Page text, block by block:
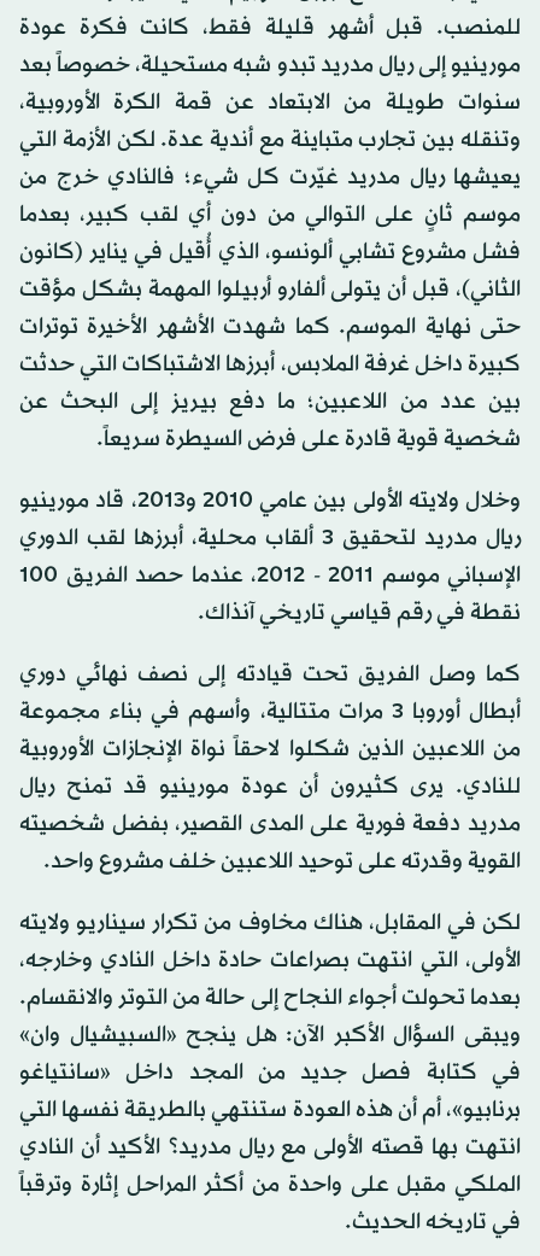
للمنصب. قبل أشهر قليلة فقط، كانت فكرة عودة
مورينيو إلى ريال مدريد تبدو شبه مستحيلة، خصوصاً بعد
سنوات طويلة من الابتعاد عن قمة الكرة الأوروبية،
وتنقله بين تجارب متباينة مع أندية عدة. لكن الأزمة التي
يعيشها ريال مدريد غيّرت كل شيء؛ فالنادي خرج من
موسم ثانٍ على التوالي من دون أي لقب كبير، بعدما
فشل مشروع تشابي ألونسو، الذي أُقيل في يناير (كانون
الثاني)، قبل أن يتولى ألفارو أربيلوا المهمة بشكل مؤقت
حتى نهاية الموسم. كما شهدت الأشهر الأخيرة توترات
كبيرة داخل غرفة الملابس، أبرزها الاشتباكات التي حدثت
بين عدد من اللاعبين؛ ما دفع بيريز إلى البحث عن
شخصية قوية قادرة على فرض السيطرة سريعاً.
وخلال ولايته الأولى بين عامي 2010 و2013، قاد مورينيو
ريال مدريد لتحقيق 3 ألقاب محلية، أبرزها لقب الدوري
الإسباني موسم 2011 - 2012، عندما حصد الفريق 100
نقطة في رقم قياسي تاريخي آنذاك.
كما وصل الفريق تحت قيادته إلى نصف نهائي دوري
أبطال أوروبا 3 مرات متتالية، وأسهم في بناء مجموعة
من اللاعبين الذين شكلوا لاحقاً نواة الإنجازات الأوروبية
للنادي. يرى كثيرون أن عودة مورينيو قد تمنح ريال
مدريد دفعة فورية على المدى القصير، بفضل شخصيته
القوية وقدرته على توحيد اللاعبين خلف مشروع واحد.
لكن في المقابل، هناك مخاوف من تكرار سيناريو ولايته
الأولى، التي انتهت بصراعات حادة داخل النادي وخارجه،
بعدما تحولت أجواء النجاح إلى حالة من التوتر والانقسام.
ويبقى السؤال الأكبر الآن: هل ينجح «السبيشيال وان»
في كتابة فصل جديد من المجد داخل «سانتياغو
برنابيو»، أم أن هذه العودة ستنتهي بالطريقة نفسها التي
انتهت بها قصته الأولى مع ريال مدريد؟ الأكيد أن النادي
الملكي مقبل على واحدة من أكثر المراحل إثارة وترقباً
في تاريخه الحديث.